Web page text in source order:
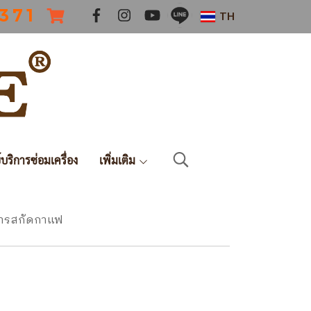
7 1 TH
ริการซ่อมเครื่อง เพิ่มเติม
รสกัดกาแฟ